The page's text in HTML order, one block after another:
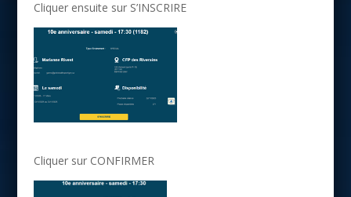
Cliquer ensuite sur S’INSCRIRE
Cliquer sur CONFIRMER